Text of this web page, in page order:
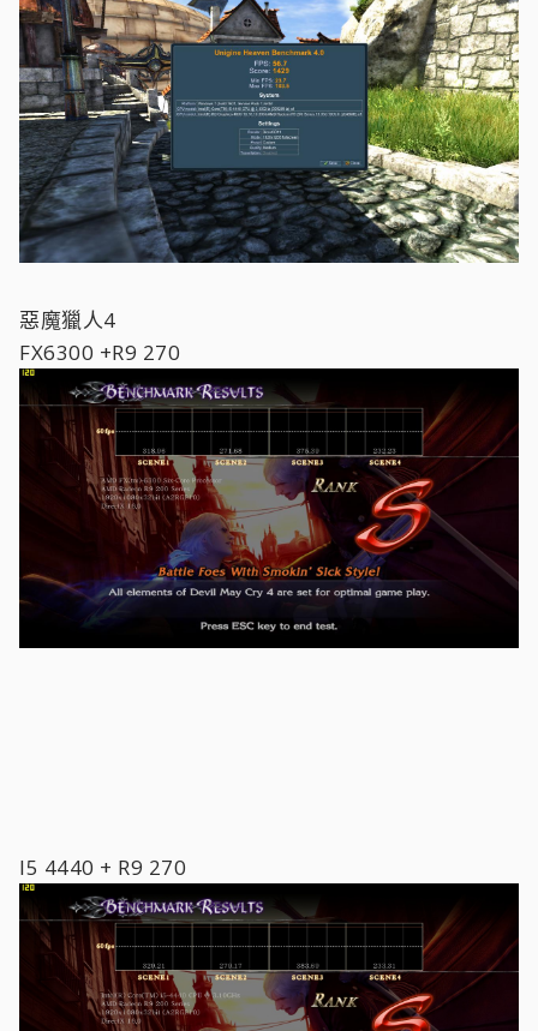
惡魔獵人4
FX6300 +R9 270
I5 4440 + R9 270